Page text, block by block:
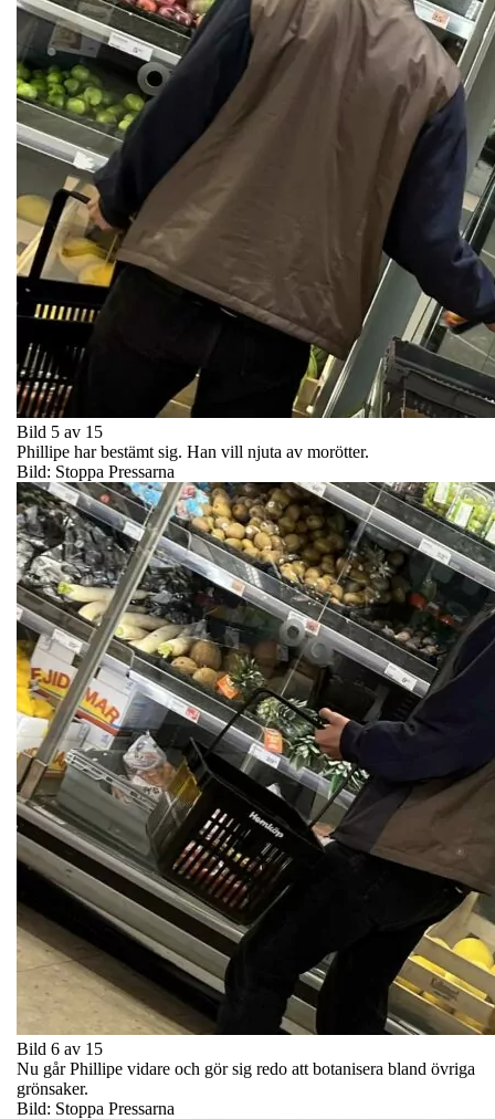
Bild 5 av 15
Phillipe har bestämt sig. Han vill njuta av morötter.
Bild: Stoppa Pressarna
Bild 6 av 15
Nu går Phillipe vidare och gör sig redo att botanisera bland övriga
grönsaker.
Bild: Stoppa Pressarna